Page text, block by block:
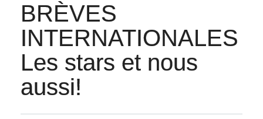
BRÈVES
INTERNATIONALES
Les stars et nous
aussi!